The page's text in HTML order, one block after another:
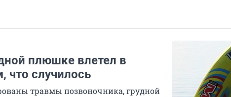
плюшке влетел в
что случилось
травмы позвоночника, грудной